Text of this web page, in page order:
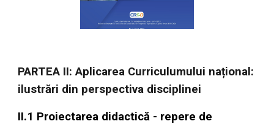
PARTEA II: Aplicarea Curriculumului național:
ilustrări din perspectiva disciplinei
II.1 Proiectarea didactică - repere de